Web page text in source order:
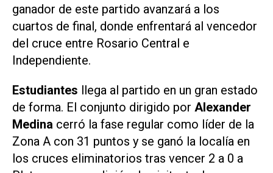
ganador de este partido avanzará a los
cuartos de final, donde enfrentará al vencedor
del cruce entre Rosario Central e
Independiente.
Estudiantes llega al partido en un gran estado
de forma. El conjunto dirigido por Alexander
Medina cerró la fase regular como líder de la
Zona A con 31 puntos y se ganó la localía en
los cruces eliminatorios tras vencer 2 a 0 a